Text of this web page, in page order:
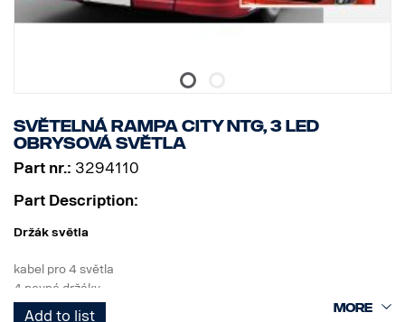
Světelná rampa City NTG, 3 LED
obrysová světla
Part nr.: 3294110
Part Description:
Držák světla
kabel pro 4 světla
4 pevné držáky
3 bílé LED diody
Add to list